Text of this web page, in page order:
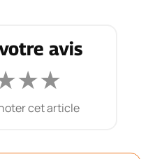
avis
★★
cet article